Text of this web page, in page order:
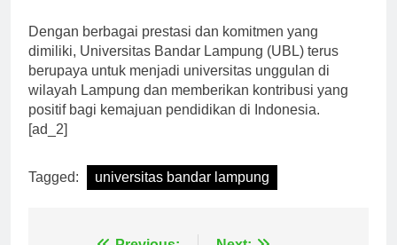
Dengan berbagai prestasi dan komitmen yang
dimiliki, Universitas Bandar Lampung (UBL) terus
berupaya untuk menjadi universitas unggulan di
wilayah Lampung dan memberikan kontribusi yang
positif bagi kemajuan pendidikan di Indonesia.
universitas bandar lampung